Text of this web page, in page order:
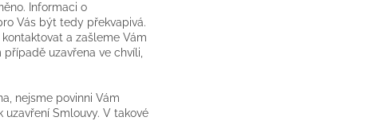
Informaci o
Vás být tedy překvapivá.
a zašleme Vám
uzavřena ve chvíli,
nejsme povinni Vám
Smlouvy. V takové